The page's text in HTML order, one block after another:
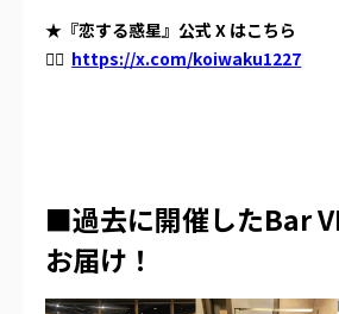
★『恋する惑星』公式 X はこちら
💁‍♀️ https://x.com/koiwaku1227
■過去に開催したBar
お届け！